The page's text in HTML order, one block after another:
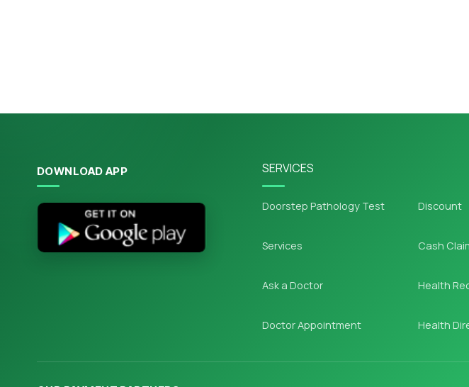
DOWNLOAD APP SERVICES
Doorstep Pathology Test
Services
Ask a Doctor
Doctor Appointment
Discount
Cash
Health
Health